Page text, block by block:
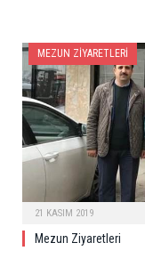
MEZUN ZIYARETLERI
21 KASIM 2019
Mezun Ziyaretleri